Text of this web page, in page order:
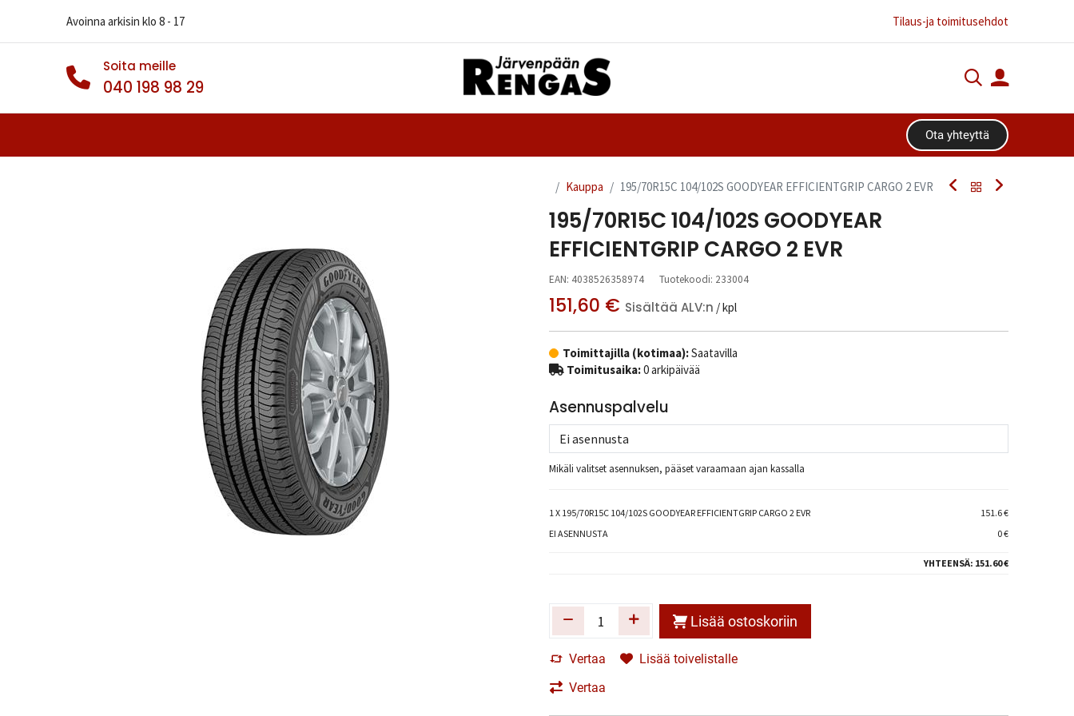
Avoinna arkisin klo 8 - 17 Tilaus-ja toimitusehdot
Soita meille
040 198 98 29
Ota yhteyttä​​​​
Kauppa 195/70R15C 104/102S GOODYEAR EFFICIENTGRIP CARGO 2 EVR
195/70R15C 104/102S GOODYEAR
EFFICIENTGRIP CARGO 2 EVR
EAN: 4038526358974 Tuotekoodi: 233004
151,60 € Sisältää ALV:n / kpl
Toimittajilla (kotimaa):Saatavilla
Toimitusaika:0 arkipäivää
Asennuspalvelu
Mikäli valitset asennuksen, pääset varaamaan ajan kassalla
1X 195/70R15C 104/102S GOODYEAR EFFICIENTGRIP CARGO 2 EVR
151.6 €
EI ASENNUSTA
0 €
YHTEENSÄ: 151.60 €
Lisää ostoskoriin
Vertaa
Lisää toivelistalle
Vertaa